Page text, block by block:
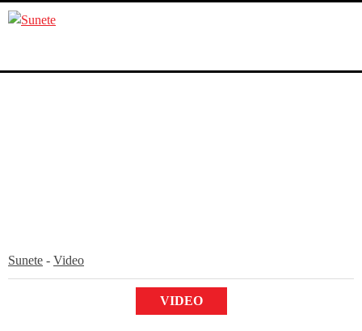
Sunete - Video
VIDEO